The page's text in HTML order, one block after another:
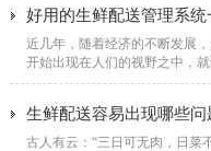
好用的生鲜配送管理系
近几年，随着经济的不断发展
开始出现在人们的视野之中，
生鲜配送容易出现哪些
古人有云：“三日可无肉，日菜